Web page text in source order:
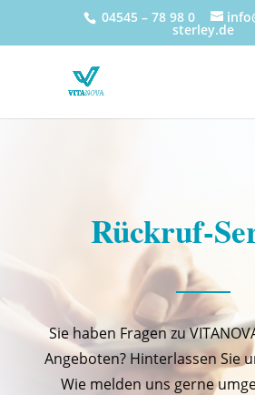
04545 – 78 98 0
sterley.de
Rückruf-
Sie haben Fragen zu
Angeboten? Hinterlassen Sie
Wie melden uns gerne